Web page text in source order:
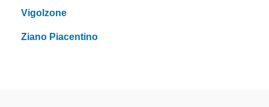
Vigolzone
Ziano Piacentino